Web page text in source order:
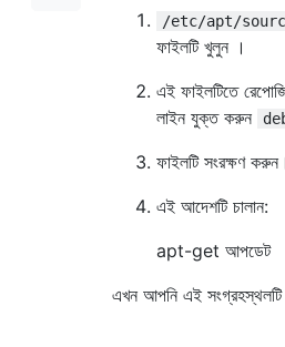
/etc/apt/
ফাইলটি খুলুন ।
এই ফাইলটিতে
লাইন যুক্ত করুন
ফাইলটি সংরক্ষণ করুন।
এই আদেশটি চালান:
apt-get আপডেট
এখন আপনি এই সংগ্রহস্থলটি